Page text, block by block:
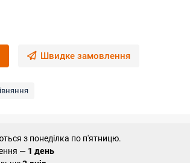
Швидке замовлення
з понеділка по п'ятницю.
— 1 день